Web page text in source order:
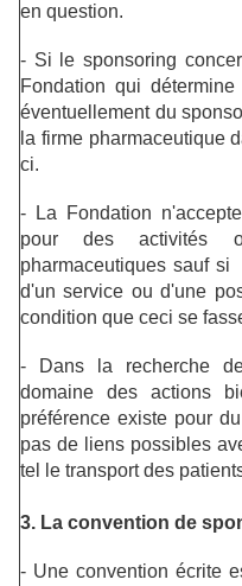
en question.
- Si le sponsoring
Fondation qui
éventuellement du
la firme pharmaceutique
ci.
- La Fondation
pour des activités
pharmaceutiques sauf
d'un service ou d'une
condition que ceci se
- Dans la recherche
domaine des actions
préférence existe pour
pas de liens possibles
tel le transport des
3. La convention de
- Une convention écrite